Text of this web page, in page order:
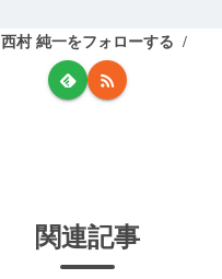
西村 純一をフォローする
関連記事